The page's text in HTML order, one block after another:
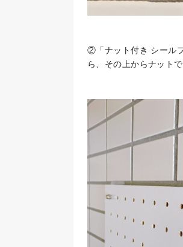
②「ナット付き シール
ら、その上からナット